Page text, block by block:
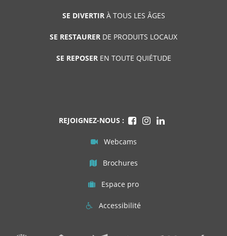
SE DIVERTIRÀ TOUS LES ÂGES
SE RESTAURER DE PRODUITS LOCAUX
SE REPOSEREN TOUTE QUIÉTUDE
REJOIGNEZ-NOUS :
Webcams
Brochures
Espace pro
Accessibilité